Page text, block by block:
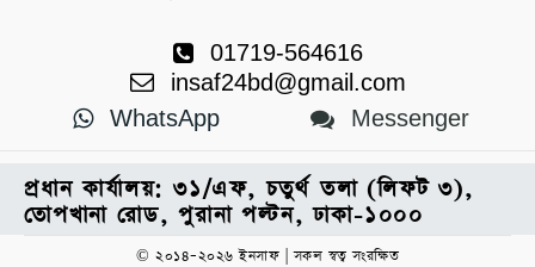
01719-564616
insaf24bd@gmail.com
WhatsApp
Messenger
প্রধান কার্যালয়: ৩১/এফ, চতুর্থ তলা (লিফট ৩),
তোপখানা রোড, পুরানা পল্টন, ঢাকা-১০০০
© ২০১৪–২০২৬ ইনসাফ | সকল স্বত্ব সংরক্ষিত